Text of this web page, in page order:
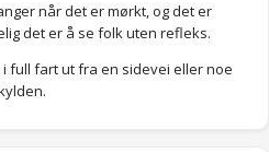
når det er mørkt, og det er
det er å se folk uten refleks.
full fart ut fra en sidevei eller noe